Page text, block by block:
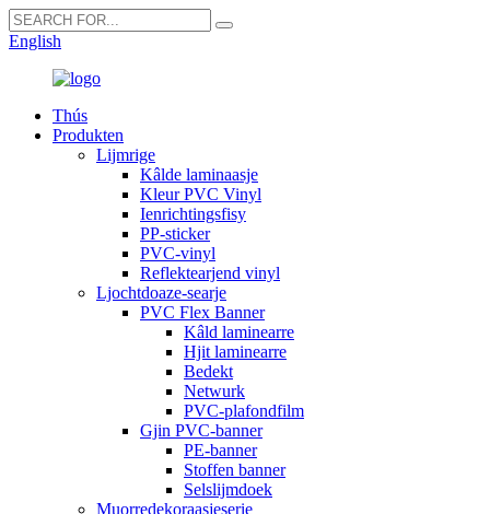
English
Thús
Produkten
Lijmrige
Kâlde laminaasje
Kleur PVC Vinyl
Ienrichtingsfisy
PP-sticker
PVC-vinyl
Reflektearjend vinyl
Ljochtdoaze-searje
PVC Flex Banner
Kâld laminearre
Hjit laminearre
Bedekt
Netwurk
PVC-plafondfilm
Gjin PVC-banner
PE-banner
Stoffen banner
Selslijmdoek
Muorredekoraasjeserie